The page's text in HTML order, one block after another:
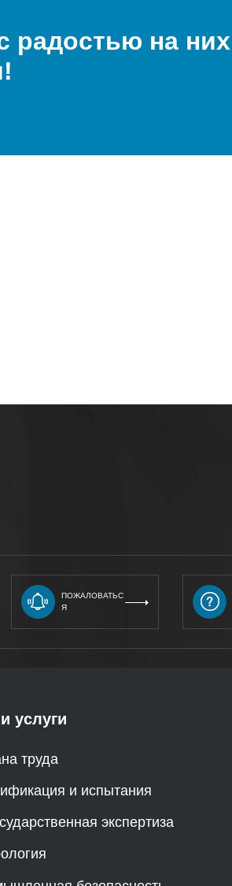
радостью на них
ПОЖАЛОВАТЬС
Я
услуги
труда
и испытания
экспертиза